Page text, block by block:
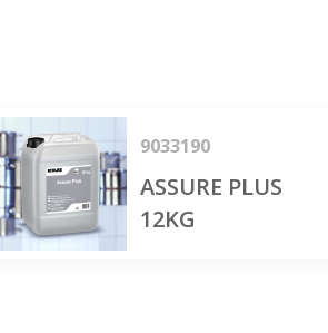
9033190
ASSURE PLUS
12KG